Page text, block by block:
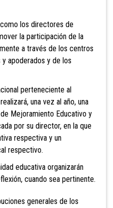
los directores de
la participación de la
a través de los centros
apoderados y de los
perteneciente al
una vez al año, una
Mejoramiento Educativo y
por su director, en la que
respectiva y un
respectivo.
educativa organizarán
cuando sea pertinente.
generales de los